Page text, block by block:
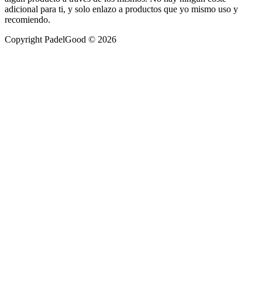
adicional para ti, y solo enlazo a productos que yo mismo uso y
recomiendo.
Copyright PadelGood © 2026